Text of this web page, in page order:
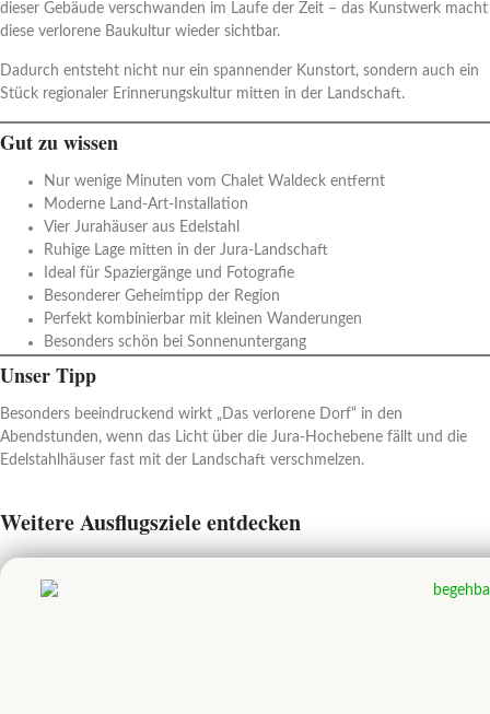
dieser Gebäude verschwanden im Laufe der Zeit – das Kunstwerk macht
diese verlorene Baukultur wieder sichtbar.
Dadurch entsteht nicht nur ein spannender Kunstort, sondern auch ein
Stück regionaler Erinnerungskultur mitten in der Landschaft.
Gut zu wissen
Nur wenige Minuten vom Chalet Waldeck entfernt
Moderne Land-Art-Installation
Vier Jurahäuser aus Edelstahl
Ruhige Lage mitten in der Jura-Landschaft
Ideal für Spaziergänge und Fotografie
Besonderer Geheimtipp der Region
Perfekt kombinierbar mit kleinen Wanderungen
Besonders schön bei Sonnenuntergang
Unser Tipp
Besonders beeindruckend wirkt „Das verlorene Dorf“ in den
Abendstunden, wenn das Licht über die Jura-Hochebene fällt und die
Edelstahlhäuser fast mit der Landschaft verschmelzen.
Weitere Ausflugsziele entdecken